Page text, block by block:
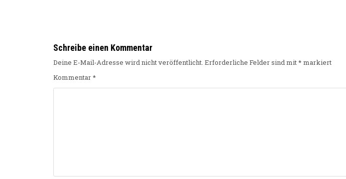
Schreibe einen Kommentar
Deine E-Mail-Adresse wird nicht veröffentlicht. Erforderliche Felder sind mit* markiert
Kommentar*